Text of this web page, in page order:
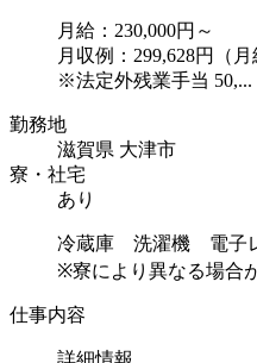
月給：230,000円～
月収例：299,628円（月
※法定外残業手当 50,...
勤務地
滋賀県 大津市
寮・社宅
あり
冷蔵庫 洗濯機 電子
※寮により異なる場合
仕事内容